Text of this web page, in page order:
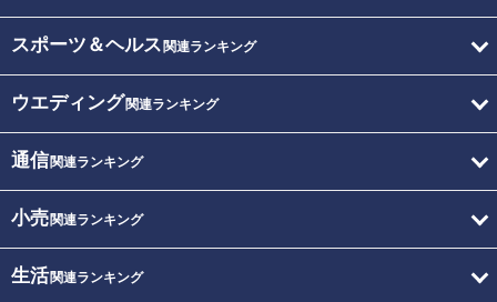
スポーツ＆ヘルス 関連ランキング
ウエディング関連ランキング
通信関連ランキング
小売関連ランキング
生活関連ランキング